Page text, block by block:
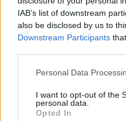
IAB’s list of downstream
also be disclosed by us to
Downstream Participants
Personal Data
I want to opt-out of the
personal data.
Opted In
émerger aujourd’hui.
découvrir de nouvelles
votre vision du monde.
dans vos choix, tout en
d’exploration intérieure.